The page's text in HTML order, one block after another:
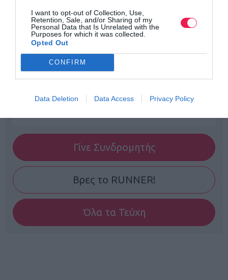
I want to opt-out of Collection, Use,
Retention, Sale, and/or Sharing of my
Personal Data that Is Unrelated with the
Purposes for which it was collected.
Opted Out
CONFIRM
Data Deletion Data Access Privacy Policy
Γίνε Συνδρομητής
Βρες το RUNNER!
Όλα τα Τεύχη